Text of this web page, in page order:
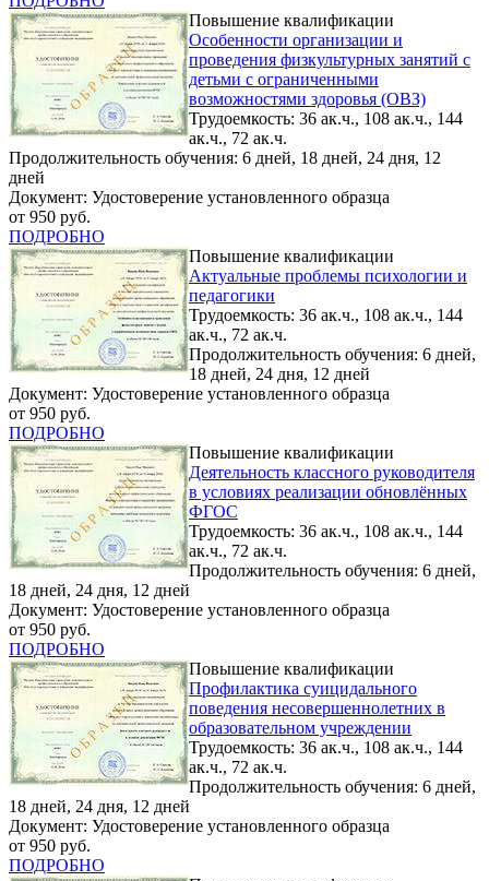
Повышение квалификации
Особенности организации и
проведения физкультурных занятий с
детьми с ограниченными
возможностями здоровья (ОВЗ)
Трудоемкость: 36 ак.ч., 108 ак.ч., 144
ак.ч., 72 ак.ч.
Продолжительность обучения: 6 дней, 18 дней, 24 дня, 12
дней
Документ: Удостоверение установленного образца
от 950 руб.
ПОДРОБНО
Повышение квалификации
Актуальные проблемы психологии и
педагогики
Трудоемкость: 36 ак.ч., 108 ак.ч., 144
ак.ч., 72 ак.ч.
Продолжительность обучения: 6 дней,
18 дней, 24 дня, 12 дней
Документ: Удостоверение установленного образца
от 950 руб.
ПОДРОБНО
Повышение квалификации
Деятельность классного руководителя
в условиях реализации обновлённых
ФГОС
Трудоемкость: 36 ак.ч., 108 ак.ч., 144
ак.ч., 72 ак.ч.
Продолжительность обучения: 6 дней,
18 дней, 24 дня, 12 дней
Документ: Удостоверение установленного образца
от 950 руб.
ПОДРОБНО
Повышение квалификации
Профилактика суицидального
поведения несовершеннолетних в
образовательном учреждении
Трудоемкость: 36 ак.ч., 108 ак.ч., 144
ак.ч., 72 ак.ч.
Продолжительность обучения: 6 дней,
18 дней, 24 дня, 12 дней
Документ: Удостоверение установленного образца
от 950 руб.
ПОДРОБНО